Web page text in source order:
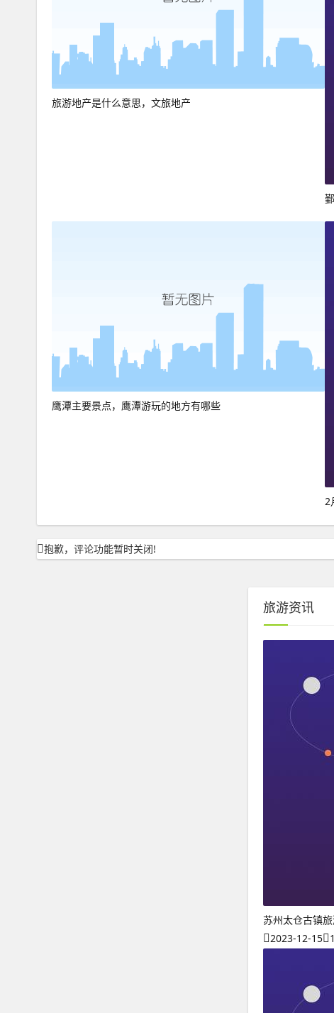
旅游地产是什么意思，文旅地产
鹰潭主要景点，鹰潭游玩的地方有哪些
2
抱歉，评论功能暂时关闭!
旅游资讯
苏州太仓古镇
2023-12-15 1